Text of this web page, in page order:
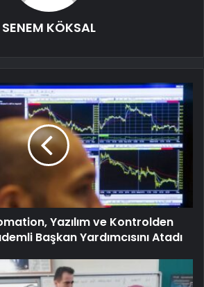
SENEM KÖKSAL
Yazılım ve Kontrolden
Başkan Yardımcısını Atadı